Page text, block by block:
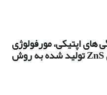
های اپتیکی، مورفولوژی
و ساختاری لایه سولفید روی ZnS تولید شده به روش